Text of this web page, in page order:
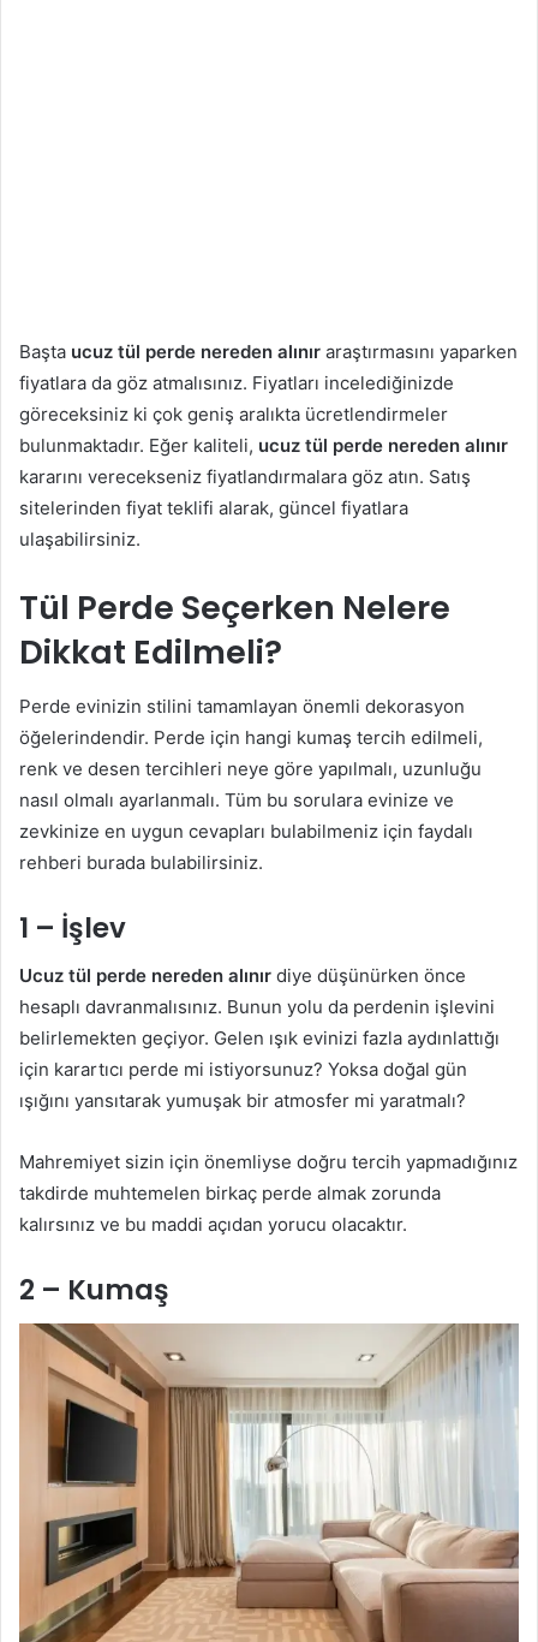
Başta ucuz tül perde nereden alınır araştırmasını yaparken
fiyatlara da göz atmalısınız. Fiyatları incelediğinizde
göreceksiniz ki çok geniş aralıkta ücretlendirmeler
bulunmaktadır. Eğer kaliteli, ucuz tül perde nereden alınır
kararını verecekseniz fiyatlandırmalara göz atın. Satış
sitelerinden fiyat teklifi alarak, güncel fiyatlara
ulaşabilirsiniz.
Tül Perde Seçerken Nelere
Dikkat Edilmeli?
Perde evinizin stilini tamamlayan önemli dekorasyon
öğelerindendir. Perde için hangi kumaş tercih edilmeli,
renk ve desen tercihleri neye göre yapılmalı, uzunluğu
nasıl olmalı ayarlanmalı. Tüm bu sorulara evinize ve
zevkinize en uygun cevapları bulabilmeniz için faydalı
rehberi burada bulabilirsiniz.
1 – İşlev
Ucuz tül perde nereden alınır diye düşünürken önce
hesaplı davranmalısınız. Bunun yolu da perdenin işlevini
belirlemekten geçiyor. Gelen ışık evinizi fazla aydınlattığı
için karartıcı perde mi istiyorsunuz? Yoksa doğal gün
ışığını yansıtarak yumuşak bir atmosfer mi yaratmalı?
Mahremiyet sizin için önemliyse doğru tercih yapmadığınız
takdirde muhtemelen birkaç perde almak zorunda
kalırsınız ve bu maddi açıdan yorucu olacaktır.
2 – Kumaş